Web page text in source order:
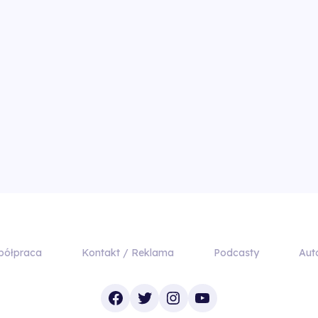
Kontakt / Reklama Podcasty
Facebook
TwitterInstagram
YouTube